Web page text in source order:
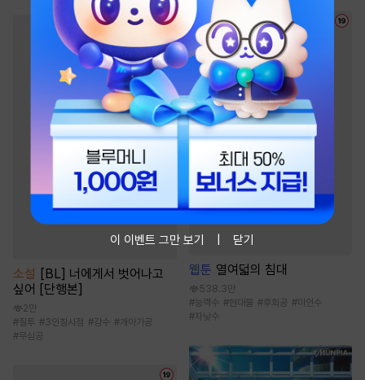
소설
[BL] 너에게서 벗어나고
싶어 [단행본]
2만
#질투 #3인칭시점 #강수 # 개아가공
#무심공
웹툰 열여덟의 침대
538.3만
#능력수 #현대물 #후회공 #미인수
#자낮수
이 이벤트 그만 보기 닫기